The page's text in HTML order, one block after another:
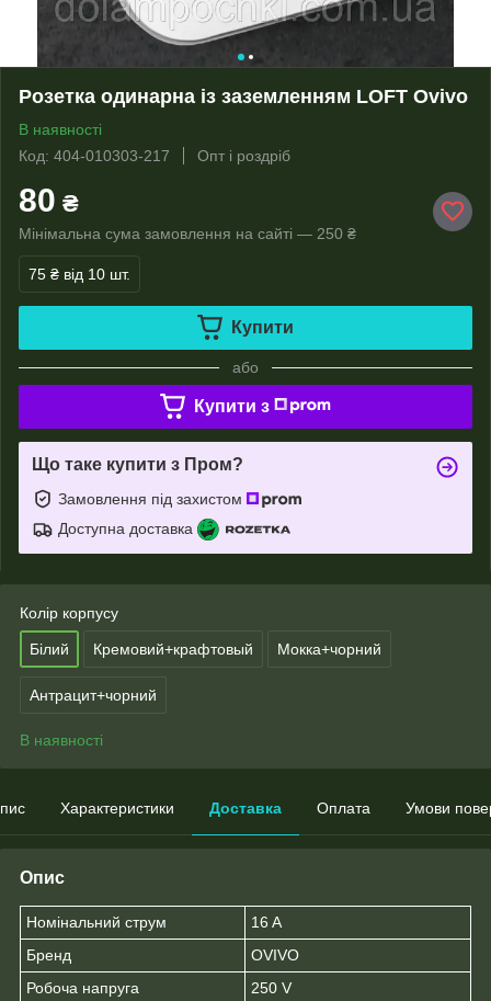
Розетка одинарна із заземленням LOFT Ovivo
В наявності
Код: 404-010303-217
Опт і роздріб
80 ₴
Мінімальна сума замовлення на сайті — 250 ₴
75 ₴ від 10 шт.
Купити
або
Купити з
Що таке купити з Пром?
Замовлення під захистом
Доступна доставка
Колір корпусу
Білий Кремовий+крафтовый Мокка+чорний
Антрацит+чорний
В наявності
Характеристики Доставка Оплата Умови
Опис
Номінальний струм
16 A
Бренд
OVIVO
Робоча напруга
250 V